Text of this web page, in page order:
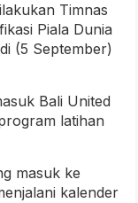
Timnas
Piala Dunia
(5 September)
Bali United
latihan
masuk ke
kalender